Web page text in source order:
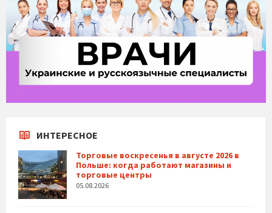
ИНТЕРЕСНОЕ
Торговые воскресенья в августе 2026 в
Польше: когда работают магазины и
торговые центры
05.08.2026